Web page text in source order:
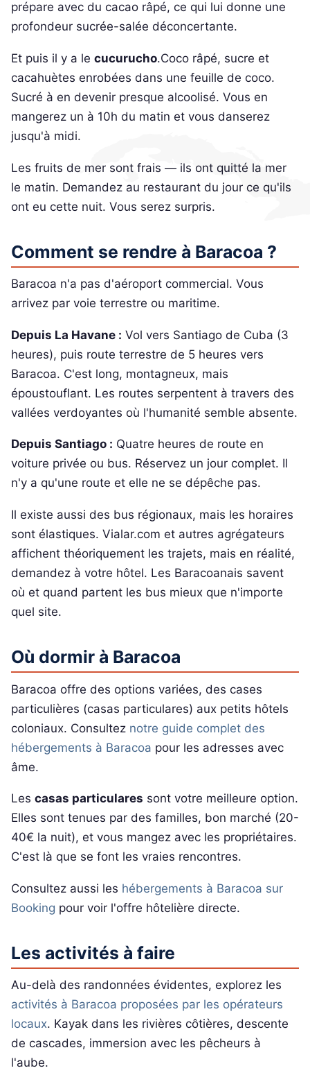
prépare avec du cacao râpé, ce qui lui donne une
profondeur sucrée-salée déconcertante.
Et puis il y a le cucurucho.Coco râpé, sucre et
cacahuètes enrobées dans une feuille de coco.
Sucré à en devenir presque alcoolisé. Vous en
mangerez un à 10h du matin et vous danserez
jusqu'à midi.
Les fruits de mer sont frais — ils ont quitté la mer
le matin. Demandez au restaurant du jour ce qu'ils
ont eu cette nuit. Vous serez surpris.
Comment se rendre à Baracoa ?
Baracoa n'a pas d'aéroport commercial. Vous
arrivez par voie terrestre ou maritime.
Depuis La Havane : Vol vers Santiago de Cuba (3
heures), puis route terrestre de 5 heures vers
Baracoa. C'est long, montagneux, mais
époustouflant. Les routes serpentent à travers des
vallées verdoyantes où l'humanité semble absente.
Depuis Santiago : Quatre heures de route en
voiture privée ou bus. Réservez un jour complet. Il
n'y a qu'une route et elle ne se dépêche pas.
Il existe aussi des bus régionaux, mais les horaires
sont élastiques. Vialar.com et autres agrégateurs
affichent théoriquement les trajets, mais en réalité,
demandez à votre hôtel. Les Baracoanais savent
où et quand partent les bus mieux que n'importe
quel site.
Où dormir à Baracoa
Baracoa offre des options variées, des cases
particulières (casas particulares) aux petits hôtels
coloniaux. Consultez notre guide complet des
hébergements à Baracoa pour les adresses avec
âme.
Les casas particulares sont votre meilleure option.
Elles sont tenues par des familles, bon marché (20-
40€ la nuit), et vous mangez avec les propriétaires.
C'est là que se font les vraies rencontres.
Consultez aussi les hébergements à Baracoa sur
Booking pour voir l'offre hôtelière directe.
Les activités à faire
Au-delà des randonnées évidentes, explorez les
activités à Baracoa proposées par les opérateurs
locaux. Kayak dans les rivières côtières, descente
de cascades, immersion avec les pêcheurs à
l'aube.